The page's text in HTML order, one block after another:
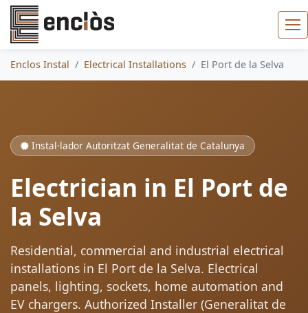
Enclos Instal Electrical Installations El Port de la Selva
Instal·lador Autoritzat Generalitat de Catalunya
Electrician in El Port de
la Selva
Residential, commercial and industrial electrical
installations in El Port de la Selva. Electrical
panels, lighting, sockets, home automation and
EV chargers. Authorized Installer (Generalitat de